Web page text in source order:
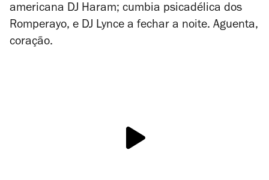
americana DJ Haram; cumbia psicadélica dos
Romperayo, e DJ Lynce a fechar a noite. Aguenta,
coração.